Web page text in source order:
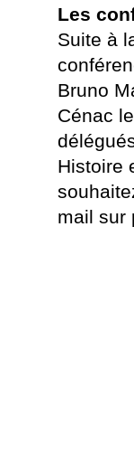
Les
Suite à
Bruno
Cénac
Histoire
mail sur